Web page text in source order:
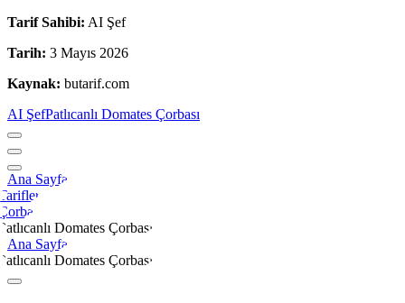
Tarif Sahibi: AI Şef
Tarih: 3 Mayıs 2026
Kaynak: butarif.com
AI ŞefPatlıcanlı Domates Çorbası
Ana Sayfa
Domates Çorbası
Ana Sayfa
Domates Çorbası